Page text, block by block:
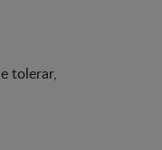
tolerar,